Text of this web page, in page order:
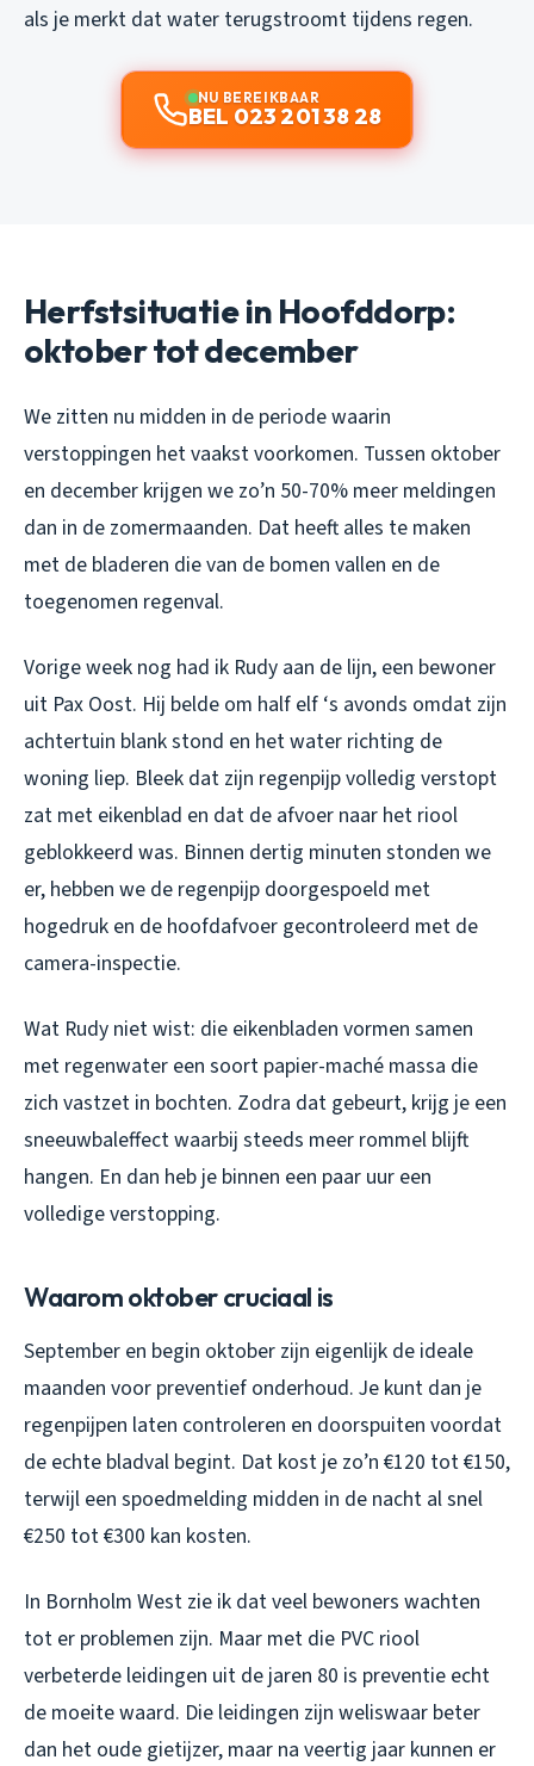
als je merkt dat water terugstroomt tijdens regen.
NU BEREIKBAAR
BEL 023 201 38 28
Herfstsituatie in Hoofddorp:
oktober tot december
We zitten nu midden in de periode waarin
verstoppingen het vaakst voorkomen. Tussen oktober
en december krijgen we zo’n 50-70% meer meldingen
dan in de zomermaanden. Dat heeft alles te maken
met de bladeren die van de bomen vallen en de
toegenomen regenval.
Vorige week nog had ik Rudy aan de lijn, een bewoner
uit Pax Oost. Hij belde om half elf ‘s avonds omdat zijn
achtertuin blank stond en het water richting de
woning liep. Bleek dat zijn regenpijp volledig verstopt
zat met eikenblad en dat de afvoer naar het riool
geblokkeerd was. Binnen dertig minuten stonden we
er, hebben we de regenpijp doorgespoeld met
hogedruk en de hoofdafvoer gecontroleerd met de
camera-inspectie.
Wat Rudy niet wist: die eikenbladen vormen samen
met regenwater een soort papier-maché massa die
zich vastzet in bochten. Zodra dat gebeurt, krijg je een
sneeuwbaleffect waarbij steeds meer rommel blijft
hangen. En dan heb je binnen een paar uur een
volledige verstopping.
Waarom oktober cruciaal is
September en begin oktober zijn eigenlijk de ideale
maanden voor preventief onderhoud. Je kunt dan je
regenpijpen laten controleren en doorspuiten voordat
de echte bladval begint. Dat kost je zo’n €120 tot €150,
terwijl een spoedmelding midden in de nacht al snel
€250 tot €300 kan kosten.
In Bornholm West zie ik dat veel bewoners wachten
tot er problemen zijn. Maar met die PVC riool
verbeterde leidingen uit de jaren 80 is preventie echt
de moeite waard. Die leidingen zijn weliswaar beter
dan het oude gietijzer, maar na veertig jaar kunnen er